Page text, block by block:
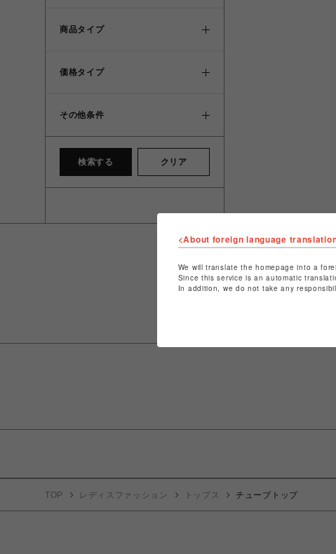
商品タイプ
価格タイプ
その他条件
検索する クリア
TOP レディスファッション トップス チューブトップ
<About foreign language
We will translate the homepage into a
Since this service is an automatic
In addition, we do not take any